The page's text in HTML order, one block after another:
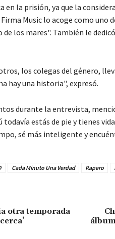
en la prisión, ya que la
Music lo acoge como uno
los mares". También le
los colegas del género,
hay una historia", expresó.
durante la entrevista,
estás de pie y tienes
sé más inteligente y
Cada Minuto Una Verdad Rapero
otra temporada